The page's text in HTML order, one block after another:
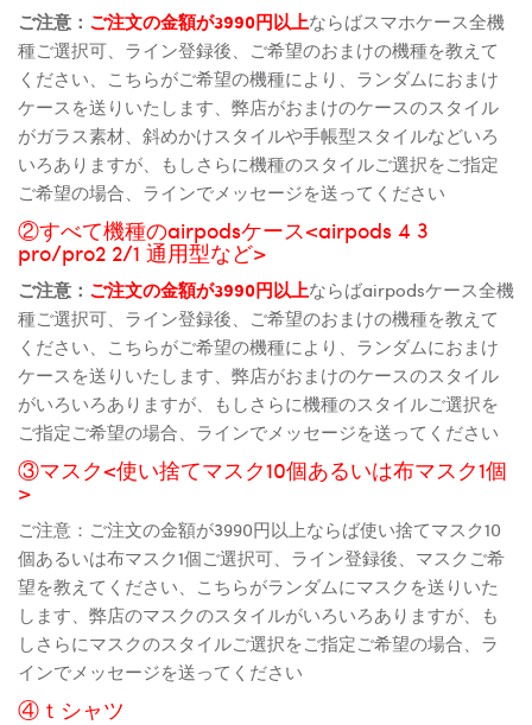
ご注意： ご注文の金額が3990円以上ならばスマホケース全機
種ご選択可、ライン登録後、ご希望のおまけの機種を教えて
ください、こちらがご希望の機種により、ランダムにおまけ
ケースを送りいたします、弊店がおまけのケースのスタイル
がガラス素材、斜めかけスタイルや手帳型スタイルなどいろ
いろありますが、もしさらに機種のスタイルご選択をご指定
ご希望の場合、ラインでメッセージを送ってください
②すべて機種のairpodsケース<airpods 4 3
pro/pro2 2/1 通用型など>
ご注意： ご注文の金額が3990円以上ならばairpodsケース全機
種ご選択可、ライン登録後、ご希望のおまけの機種を教えて
ください、こちらがご希望の機種により、ランダムにおまけ
ケースを送りいたします、弊店がおまけのケースのスタイル
がいろいろありますが、もしさらに機種のスタイルご選択を
ご指定ご希望の場合、ラインでメッセージを送ってください
③マスク<使い捨てマスク10個あるいは布マスク1個
>
ご注意：ご注文の金額が3990円以上ならば使い捨てマスク10
個あるいは布マスク1個ご選択可、ライン登録後、マスクご希
望を教えてください、こちらがランダムにマスクを送りいた
します、弊店のマスクのスタイルがいろいろありますが、も
しさらにマスクのスタイルご選択をご指定ご希望の場合、ラ
インでメッセージを送ってください
④ｔシャツ